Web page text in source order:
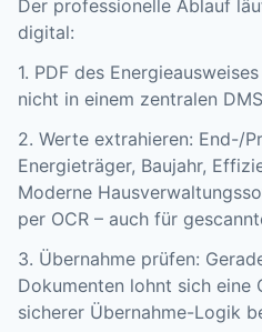
Der professionelle Ablauf
digital:
1. PDF des
nicht in einem zentralen
2. Werte extrahieren: End-/
Energieträger, Baujahr,
Moderne
per OCR – auch für
3. Übernahme prüfen:
Dokumenten lohnt sich eine
sicherer Übernahme-Logik